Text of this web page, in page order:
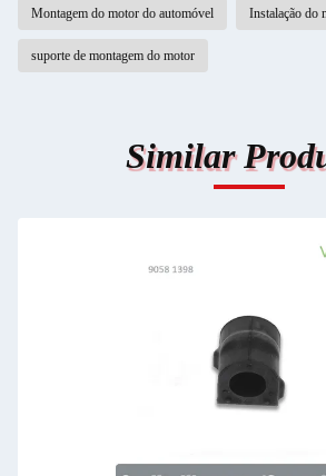
Montagem do motor do automóvel Instalação do
suporte de montagem do motor
Similar